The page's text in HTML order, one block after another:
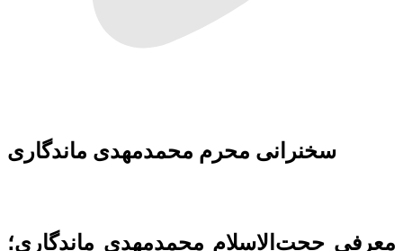
سخنرانی محرم محمدمهدی ماندگاری
معرفی حجت‌الاسلام محمدمهدی ماندگاری؛